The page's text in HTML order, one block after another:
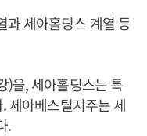
과 세아홀딩스 계열 등
)을, 세아홀딩스는 특
세아베스틸지주는 세
.